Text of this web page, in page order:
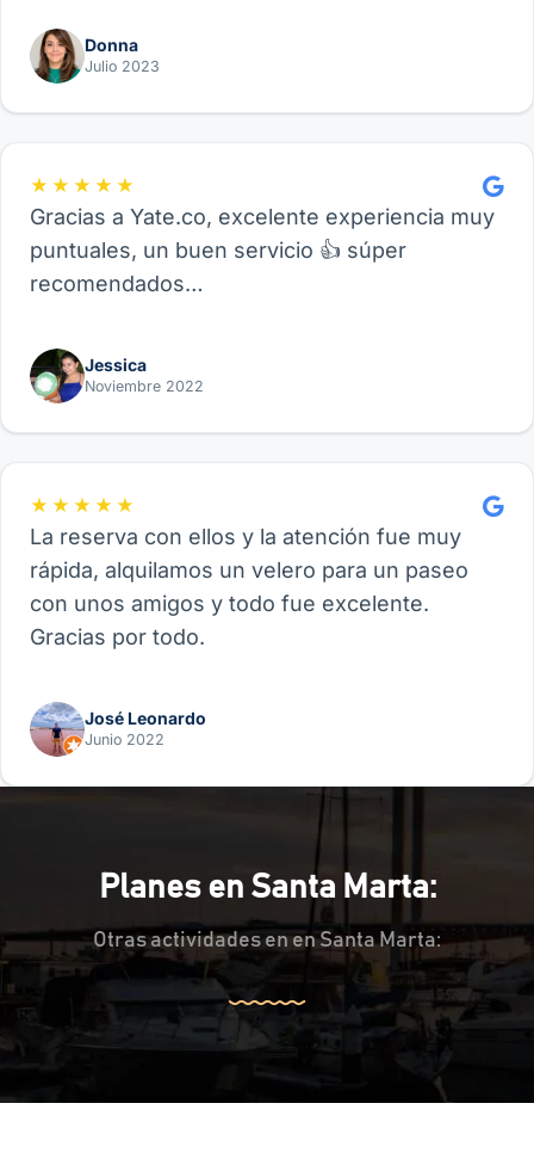
Donna
Julio 2023
★★★★★
Gracias a Yate.co, excelente experiencia muy
puntuales, un buen servicio 👍 súper
recomendados…
Jessica
Noviembre 2022
★★★★★
La reserva con ellos y la atención fue muy
rápida, alquilamos un velero para un paseo
con unos amigos y todo fue excelente.
Gracias por todo.
José Leonardo
Junio 2022
Planes en Santa Marta:
Otras actividades en en Santa Marta: